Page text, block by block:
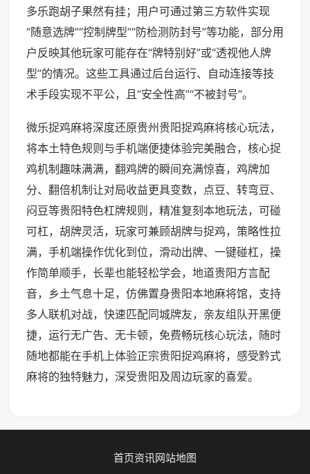
多乐跑胡子果然有挂；用户可通过第三方软件实现
“随意选牌”“控制牌型”“防检测防封号”等功能，部分用
户反映其他玩家可能存在“牌特别好”或“透视他人牌
型”的情况。这些工具通过后台运行、自动连接等技
术手段实现不平公，且“安全性高”“不被封号”。
微乐捉鸡麻将深度还原贵州贵阳捉鸡麻将核心玩法，
将本土特色规则与手机端便捷体验完美融合，核心捉
鸡机制趣味满满，翻鸡牌的瞬间充满惊喜，鸡牌加
分、翻倍机制让对局收益更具变数，点豆、转弯豆、
闷豆等贵阳特色杠牌规则，精准复刻本地玩法，可碰
可杠，胡牌灵活，玩家可兼顾胡牌与捉鸡，策略性拉
满，手机端操作优化到位，滑动出牌、一键碰杠，操
作简单顺手，长辈也能轻松学会，地道贵阳方言配
音，乡土气息十足，仿佛置身贵阳本地麻将馆，支持
多人联机对战，快速匹配同城牌友，亲友组队开黑便
捷，运行无广告、无卡顿，免费畅玩核心玩法，随时
随地都能在手机上体验正宗贵阳捉鸡麻将，感受黔式
麻将的独特魅力，深受贵阳及周边玩家的喜爱。
首页资讯网站地图